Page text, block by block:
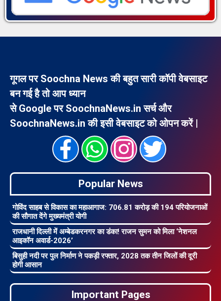
गूगल पर Soochna News की बहुत सारी कॉपी वेबसाइट
बन गई है तो आप ध्यान
से Google पर SoochnaNews.in सर्च और
SoochnaNews.in की इसी वेबसाइट को ओपन करें |
Popular News
गोविंद साहब से विकास का महाआगाज: 706.81 करोड़ की 194 परियोजनाओं
की सौगात देंगे मुख्यमंत्री योगी
राजधानी दिल्ली में अम्बेडकरनगर का डंका! राजन सुमन को मिला ‘नेशनल
आइकॉन अवार्ड-2026’
बिसुही नदी पर पुल निर्माण ने पकड़ी रफ्तार, 2028 तक तीन जिलों की दूरी
होगी आसान
Important Pages